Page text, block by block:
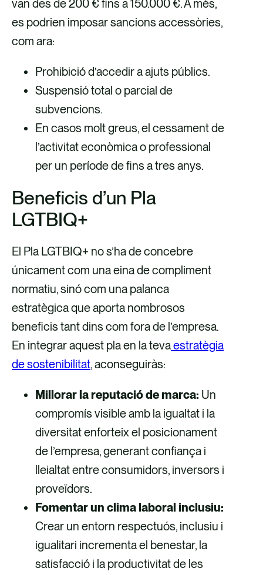
van des de 200 € fins a 150.000 €. A més,
es podrien imposar sancions accessòries,
com ara:
Prohibició d’accedir a ajuts públics.
Suspensió total o parcial de
subvencions.
En casos molt greus, el cessament de
l’activitat econòmica o professional
per un període de fins a tres anys.
Beneficis d’un Pla
LGTBIQ+
El Pla LGTBIQ+ no s’ha de concebre
únicament com una eina de compliment
normatiu, sinó com una palanca
estratègica que aporta nombrosos
beneficis tant dins com fora de l’empresa.
En integrar aquest pla en la tevaestratègia
de sostenibilitat, aconseguiràs:
Millorar la reputació de marca: Un
compromís visible amb la igualtat i la
diversitat enforteix el posicionament
de l’empresa, generant confiança i
lleialtat entre consumidors, inversors i
proveïdors.
Fomentar un clima laboral inclusiu:
Crear un entorn respectuós, inclusiu i
igualitari incrementa el benestar, la
satisfacció i la productivitat de les